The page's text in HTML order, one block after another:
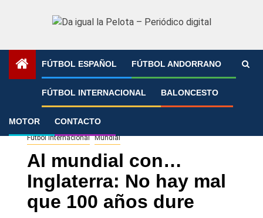
FÚTBOL ESPAÑOL FÚTBOL ANDORRANO
FÚTBOL INTERNACIONAL BALONCESTO
MOTOR CONTACTO
»
Fútbol Internacional Mundial
Al mundial con…
Inglaterra: No hay mal
que 100 años dure